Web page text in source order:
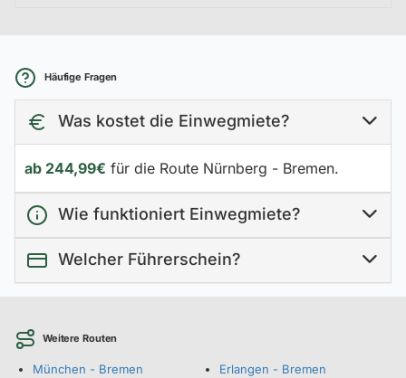
Häufige Fragen
Was kostet die Einwegmiete?
ab 244,99€ für die Route Nürnberg - Bremen.
Wie funktioniert Einwegmiete?
Welcher Führerschein?
Weitere Routen
München - Bremen
Erlangen - Bremen